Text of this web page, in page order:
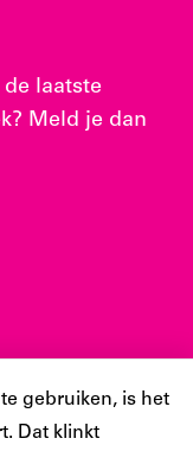
gebruiken, is het
Dat klinkt
laatste
Meld je dan